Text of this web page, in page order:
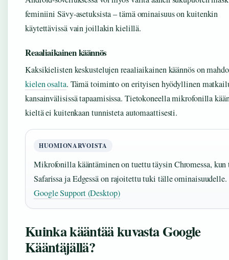
feminiini Sävy-asetuksista – tämä ominaisuus on kuitenkin
käytettävissä vain joillakin kielillä.
Reaaliaikainen käännös
Kaksikielisten keskustelujen reaaliaikainen käännös on
kielen osalta. Tämä toiminto on erityisen hyödyllinen
kansainvälisissä tapaamisissa. Tietokoneella mikrofonilla
kieltä ei kuitenkaan tunnisteta automaattisesti.
HUOMIONARVOISTA
Mikrofonilla kääntäminen on tuettu täysin Chromessa, kun
Safarissa ja Edgessä on rajoitettu tuki tälle ominaisuudelle.
Google Support (Desktop)
Kuinka kääntää kuvasta Google
Kääntäjällä?